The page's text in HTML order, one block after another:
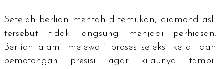
Setelah berlian mentah ditemukan, diamond asli
tersebut tidak langsung menjadi perhiasan.
Berlian alami melewati proses seleksi ketat dan
pemotongan presisi agar kilaunya tampil